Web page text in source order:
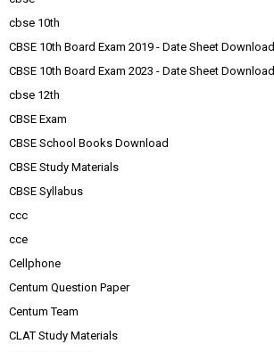
cbse 10th
CBSE 10th Board Exam 2019 - Date Sheet Download
CBSE 10th Board Exam 2023 - Date Sheet Download
cbse 12th
CBSE Exam
CBSE School Books Download
CBSE Study Materials
CBSE Syllabus
ccc
cce
Cellphone
Centum Question Paper
Centum Team
CLAT Study Materials